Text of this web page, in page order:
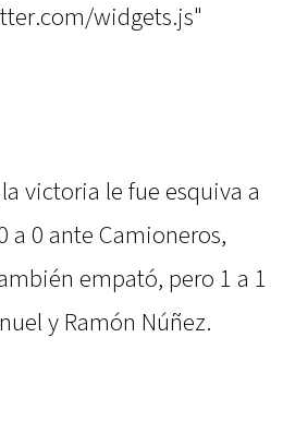
widgets.js"
victoria le fue esquiva a
a 0 ante Camioneros,
empató, pero 1 a 1
y Ramón Núñez.